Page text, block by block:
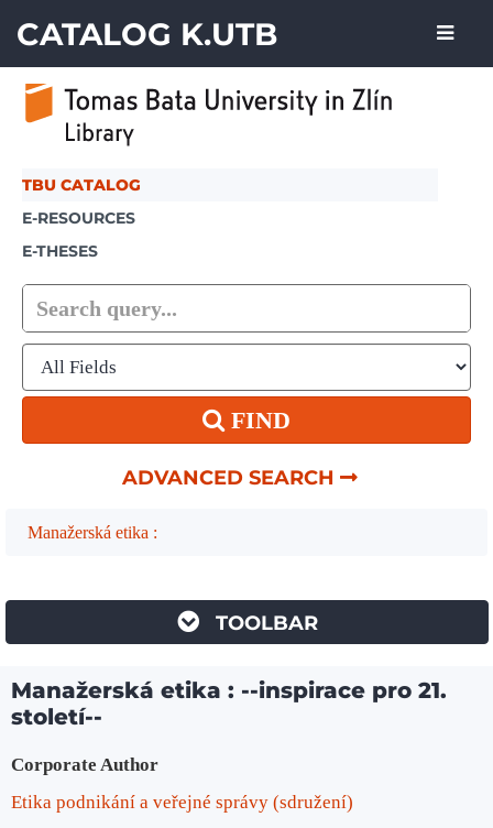
CATALOG K.UTB
TBU CATALOG
E-RESOURCES
E-THESES
FIND
ADVANCED SEARCH
Manažerská etika :
TOOLBAR
Manažerská etika : --inspirace pro 21.
století--
Bibliographic Details
Corporate Author
Etika podnikání a veřejné správy (sdružení)